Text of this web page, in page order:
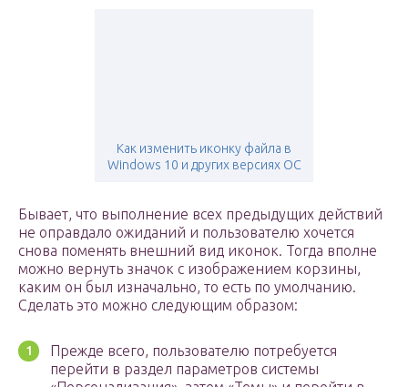
Как изменить иконку файла в
Windows 10 и других версиях ОС
Бывает, что выполнение всех предыдущих действий
не оправдало ожиданий и пользователю хочется
снова поменять внешний вид иконок. Тогда вполне
можно вернуть значок с изображением корзины,
каким он был изначально, то есть по умолчанию.
Сделать это можно следующим образом:
Прежде всего, пользователю потребуется
перейти в раздел параметров системы